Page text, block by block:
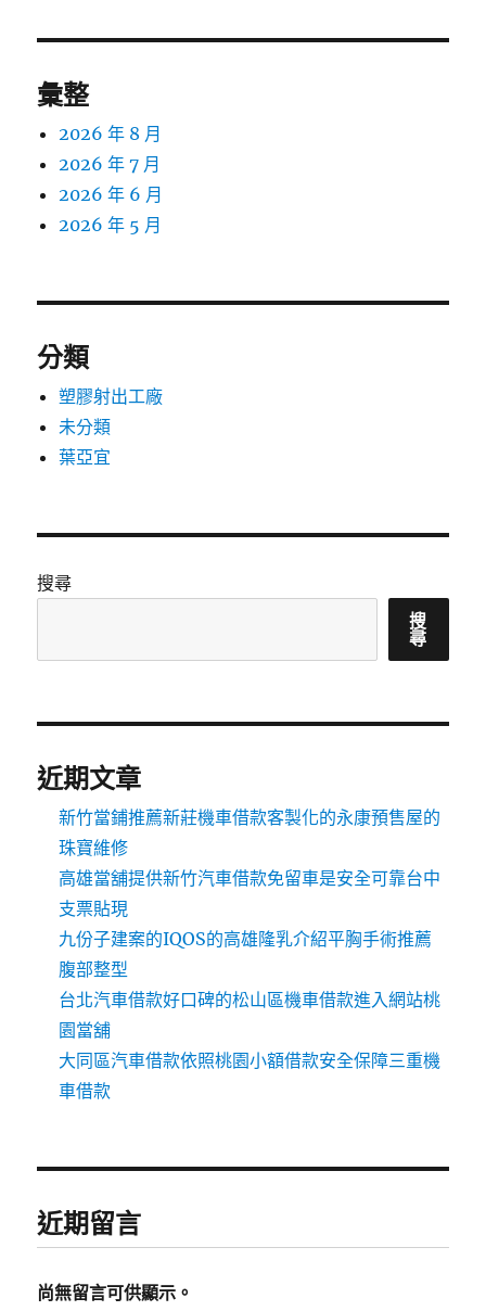
彙整
2026 年 8 月
2026 年 7 月
2026 年 6 月
2026 年 5 月
分類
塑膠射出工廠
未分類
葉亞宜
搜尋
搜
尋
近期文章
新竹當鋪推薦新莊機車借款客製化的永康預售屋的
珠寶維修
高雄當舖提供新竹汽車借款免留車是安全可靠台中
支票貼現
九份子建案的IQOS的高雄隆乳介紹平胸手術推薦
腹部整型
台北汽車借款好口碑的松山區機車借款進入網站桃
園當舖
大同區汽車借款依照桃園小額借款安全保障三重機
車借款
近期留言
尚無留言可供顯示。